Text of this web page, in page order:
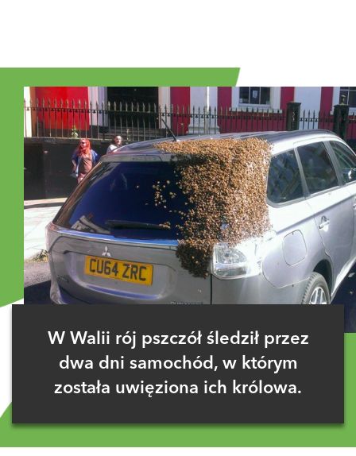
W Walii rój pszczół śledził przez
dwa dni samochód, w którym
została uwięziona ich królowa.